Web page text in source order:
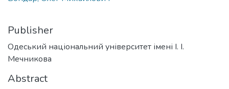
Publisher
Одеський національний університет імені І. І.
Мечникова
Abstract